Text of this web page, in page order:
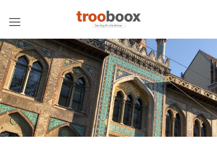
trooboox
Über trooboox
Newsletter
Kontakt